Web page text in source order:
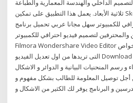
الداخلي والهندسة المعمارية والطباعة
ثلاثية الأبعاد. يعمل هذا التطبيق على تمكين SketchUp مع تحميل افضل
للكمبيوتر سهل مجانا عربي تحميل برنامج
لتصميم فيديو احترافي للكمبيوتر
Filmora Wondershare Video Editor حيث انه يمتلك كافة الخواص
التى تريدها من اول تعديل الفيديو Download Efofex FX Draw 6.003.1
و رسم المنحنيات البيانية و الدوائر و الاشكال
أجل توصيل المعلومة للطالب بشكل مفهوم و
و البرنامج يوفر لك الكثير من الاشكال و